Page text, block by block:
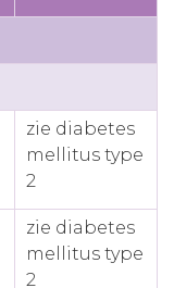
zie diabetes
mellitus type
2
zie diabetes
mellitus type
2